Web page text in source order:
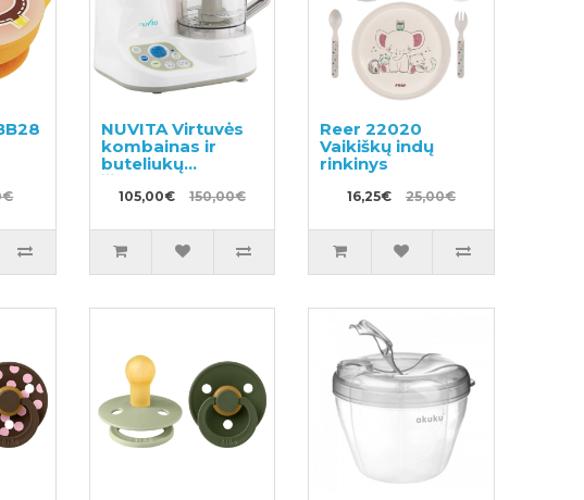
NUVITA Virtuvės
kombainas ir
buteliukų
šildytuvas
105,00€ 150,00€
Reer 22020
Vaikiškų indų
rinkinys
16,25€ 25,00€